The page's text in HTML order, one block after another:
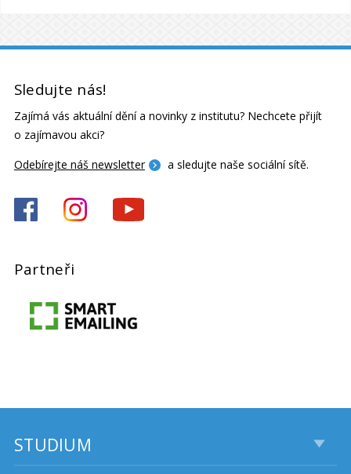
Sledujte nás!
Zajímá vás aktuální dění a novinky z institutu? Nechcete přijít
o zajímavou akci?
Odebírejte náš newsletter
a sledujte naše sociální sítě.
Partneři
STUDIUM